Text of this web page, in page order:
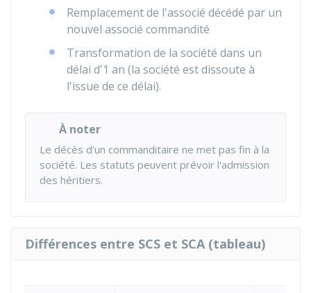
Remplacement de l'associé décédé par un
nouvel associé commandité
Transformation de la société dans un
délai d'1 an (la société est dissoute à
l'issue de ce délai).
À noter
Le décès d'un commanditaire ne met pas fin à la
société. Les statuts peuvent prévoir l'admission
des héritiers.
Différences entre SCS et SCA (tableau)